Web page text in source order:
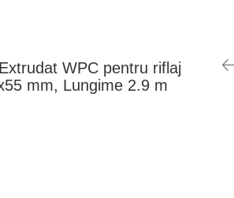
WPC pentru riflaj
mm, Lungime 2.9 m